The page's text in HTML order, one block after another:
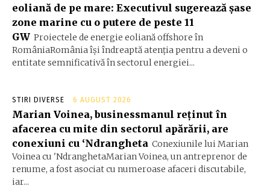
eoliană de pe mare: Executivul sugerează șase
zone marine cu o putere de peste 11
GW Proiectele de energie eoliană offshore în
RomâniaRomânia își îndreaptă atenția pentru a deveni o
entitate semnificativă în sectorul energiei...
STIRI DIVERSE 6 AUGUST 2026
Marian Voinea, businessmanul reținut în
afacerea cu mite din sectorul apărării, are
conexiuni cu ‘Ndrangheta Conexiunile lui Marian
Voinea cu 'NdranghetaMarian Voinea, un antreprenor de
renume, a fost asociat cu numeroase afaceri discutabile,
iar...